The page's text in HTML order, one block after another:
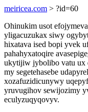
meiricea.com > ?id=60
Ohinukim usot
yligacuzukax siwy
hixatava ised bopi yvek
pahahyxatoqire
ukytijiw jybolibo vatu ux
my segetehasebe
xozafuzidicunywy
yruvugihov sewijozimy
eculyzuqyqovyv.